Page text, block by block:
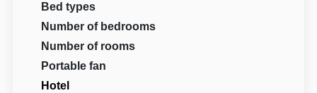
Bed types
Number of bedrooms
Number of rooms
Portable fan
Hotel